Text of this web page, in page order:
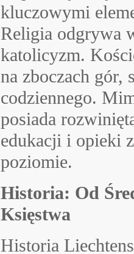
kluczowymi
Religia odgrywa
katolicyzm.
na zboczach gór,
codziennego.
posiada
edukacji i opieki
poziomie.
Historia: Od
Księstwa
Historia